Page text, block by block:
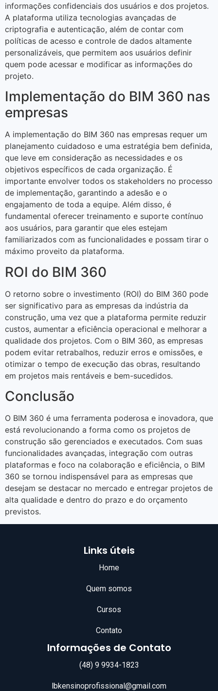
informações confidenciais dos usuários e dos projetos.
A plataforma utiliza tecnologias avançadas de
criptografia e autenticação, além de contar com
políticas de acesso e controle de dados altamente
personalizáveis, que permitem aos usuários definir
quem pode acessar e modificar as informações do
projeto.
Implementação do BIM 360 nas
empresas
A implementação do BIM 360 nas empresas requer um
planejamento cuidadoso e uma estratégia bem definida,
que leve em consideração as necessidades e os
objetivos específicos de cada organização. É
importante envolver todos os stakeholders no processo
de implementação, garantindo a adesão e o
engajamento de toda a equipe. Além disso, é
fundamental oferecer treinamento e suporte contínuo
aos usuários, para garantir que eles estejam
familiarizados com as funcionalidades e possam tirar o
máximo proveito da plataforma.
ROI do BIM 360
O retorno sobre o investimento (ROI) do BIM 360 pode
ser significativo para as empresas da indústria da
construção, uma vez que a plataforma permite reduzir
custos, aumentar a eficiência operacional e melhorar a
qualidade dos projetos. Com o BIM 360, as empresas
podem evitar retrabalhos, reduzir erros e omissões, e
otimizar o tempo de execução das obras, resultando
em projetos mais rentáveis e bem-sucedidos.
Conclusão
O BIM 360 é uma ferramenta poderosa e inovadora, que
está revolucionando a forma como os projetos de
construção são gerenciados e executados. Com suas
funcionalidades avançadas, integração com outras
plataformas e foco na colaboração e eficiência, o BIM
360 se tornou indispensável para as empresas que
desejam se destacar no mercado e entregar projetos de
alta qualidade e dentro do prazo e do orçamento
previstos.
Links úteis
Home
Quem somos
Cursos
Contato
Informações de Contato
(48) 9 9934-1823
lbkensinoprofissional@gmail.com